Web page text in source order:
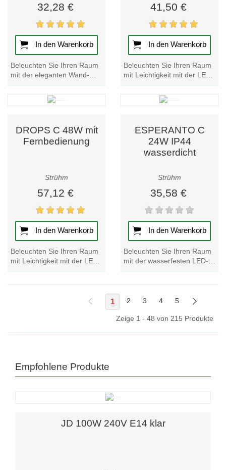
32,28 €
In den Warenkorb
Beleuchten Sie Ihren Raum
mit der eleganten Wand-
und Deckenleuchte DIOR
SPT GU10 4L weiß/chrom.
Werten Sie Ihre...
41,50 €
In den Warenkorb
Beleuchten Sie Ihren Raum
mit Leichtigkeit mit der LED-
Deckenleuchte DROPS C
24W. Mit der mitgelieferten...
DROPS C 48W mit
Fernbedienung
Strühm
57,12 €
In den Warenkorb
Beleuchten Sie Ihren Raum
mit Leichtigkeit mit der LED-
Deckenleuchte DROPS C
ESPERANTO C
24W IP44
wasserdicht
Strühm
35,58 €
In den Warenkorb
Beleuchten Sie Ihren Raum
mit der wasserfesten LED-
Deckenleuchte
Ambiente...
1 2 3 4 5
Zeige 1 - 48 von 215 Produkte
Empfohlene Produkte
JD 100W 240V E14 klar